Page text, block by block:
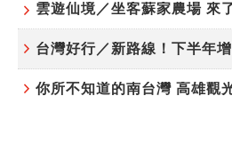
雲遊仙境／坐客蘇家農場 來
你所不知道的南台灣 高雄觀